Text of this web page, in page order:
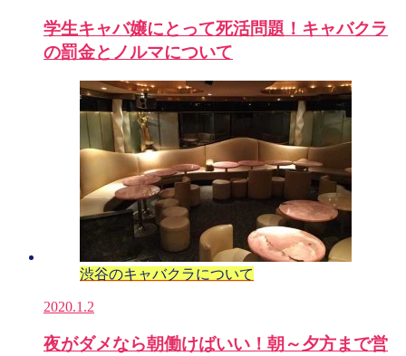
学生キャバ嬢にとって死活問題！キャバクラ
の罰金とノルマについて
渋谷のキャバクラについて
2020.1.2
夜がダメなら朝働けばいい！朝～夕方まで営